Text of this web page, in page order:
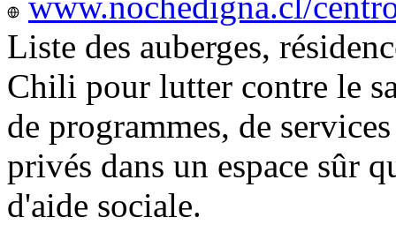
Liste des auberges,
Chili pour lutter contre le
de programmes, de
privés dans un espace sûr
d'aide sociale.